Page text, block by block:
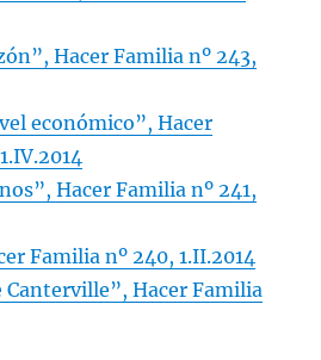
Hacer Familia nº 243,
económico”, Hacer
Hacer Familia nº 241,
Familia nº 240, 1.II.2014
Canterville”, Hacer Familia